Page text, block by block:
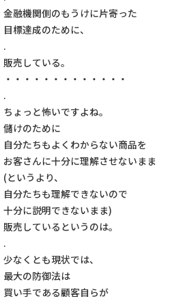
金融機関側のもうけに片寄った
目標達成のために、
.
販売している。
・・・・・・・・・・・・・
.
ちょっと怖いですよね。
儲けのために
自分たちもよくわからない商品を
お客さんに十分に理解させないまま
(というより、
自分たちも理解できないので
十分に説明できないまま)
販売しているというのは。
.
少なくとも現状では、
最大の防御法は
買い手である顧客自らが